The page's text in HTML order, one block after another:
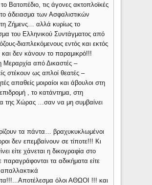
Βατοπέδιο, τις άγονες ακτοπλοϊκές
άδειασμα των Ασφαλιστικών
Ζήμενς… αλλά κυρίως το
του Ελληνικού Συντάγματος από
διαπλεκόμενους εντός και εκτός
δεν κάνουν το παραμικρό!!!
Μεραρχία από Δικαστές –
στέκουν ως απλοί θεατές –
απαθείς μοιραίοι και άβουλοι στη
, το κατάντημα, στη
της Χώρας …σαν να μη συμβαίνει
τα πάντα… βραχυκυκλωμένοι
δεν επεμβαίνουν σε τίποτε!!! Κι
είτε χάνεται η δικογραφία στο
παραγράφονται τα αδικήματα είτε
όλοι ΑΘΩΟΙ !!! και